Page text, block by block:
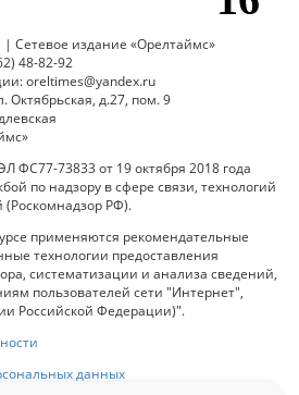
| Сетевое издание «Орелтаймс»
48-82-92
oreltimes@yandex.ru
Октябрьская, д.27, пом. 9
ФС77-73833 от 19 октября 2018 года
по надзору в сфере связи, технологий
РФ).
применяются рекомендательные
технологии предоставления
систематизации и анализа сведений,
пользователей сети "Интернет",
Российской Федерации)".
данных